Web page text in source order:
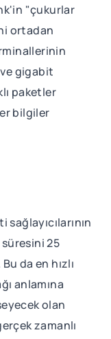
"çukurlar
ortadan
gigabit
paketler
bilgiler
25
da en hızlı
anlamına
olan
zamanlı